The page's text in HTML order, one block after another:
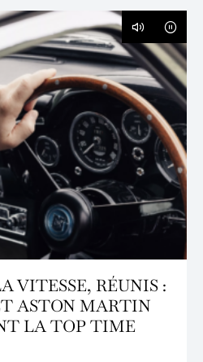
VITESSE, RÉUNIS :
ASTON MARTIN
LA TOP TIME